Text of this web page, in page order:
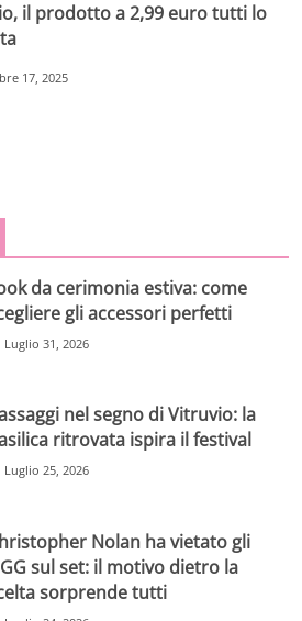
il prodotto a 2,99 euro tutti lo
17, 2025
da cerimonia estiva: come
gli accessori perfetti
Luglio 31, 2026
nel segno di Vitruvio: la
ritrovata ispira il festival
Luglio 25, 2026
Nolan ha vietato gli
sul set: il motivo dietro la
sorprende tutti